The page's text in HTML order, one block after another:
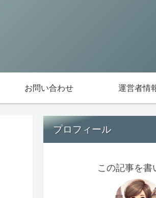
お問い合わせ 運営者情
プロフィール
この記事を書